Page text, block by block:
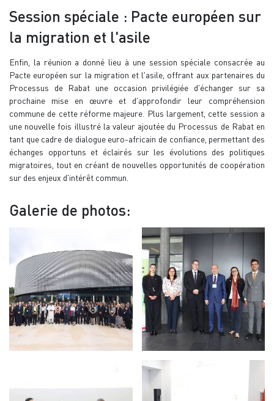
Session spéciale : Pacte européen sur
la migration et l'asile
Enfin, la réunion a donné lieu à une session spéciale consacrée au
Pacte européen sur la migration et l'asile, offrant aux partenaires du
Processus de Rabat une occasion privilégiée d'échanger sur sa
prochaine mise en œuvre et d'approfondir leur compréhension
commune de cette réforme majeure. Plus largement, cette session a
une nouvelle fois illustré la valeur ajoutée du Processus de Rabat en
tant que cadre de dialogue euro-africain de confiance, permettant des
échanges opportuns et éclairés sur les évolutions des politiques
migratoires, tout en créant de nouvelles opportunités de coopération
sur des enjeux d'intérêt commun.
Galerie de photos: